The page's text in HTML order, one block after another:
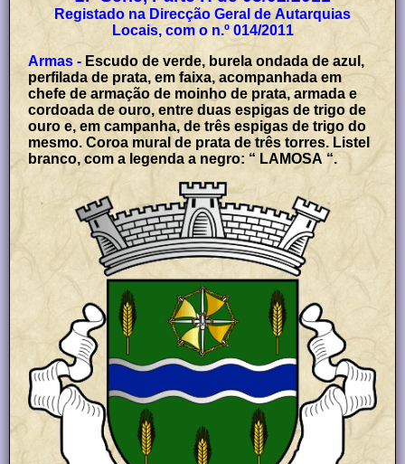
Registado na Direcção Geral de Autarquias
Locais, com o n.º 014/2011
Armas - Escudo de verde, burela ondada de azul,
perfilada de prata, em faixa, acompanhada em
chefe de armação de moinho de prata, armada e
cordoada de ouro, entre duas espigas de trigo de
ouro e, em campanha, de três espigas de trigo do
mesmo. Coroa mural de prata de três torres. Listel
branco, com a legenda a negro: “ LAMOSA “.